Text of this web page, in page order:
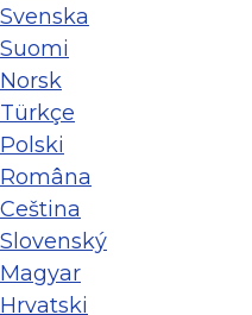
Svenska
Suomi
Norsk
Türkçe
Polski
Româna
Ceština
Slovenský
Magyar
Hrvatski